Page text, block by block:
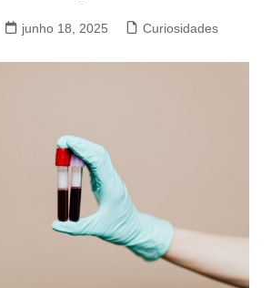
junho 18, 2025 Curiosidades